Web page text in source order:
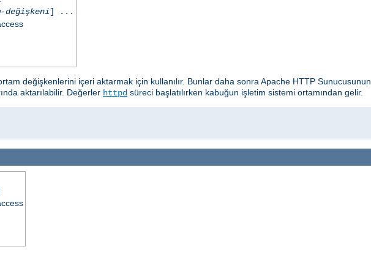
değişkeni] ...
değişkenlerini içeri aktarmak için kullanılır. Bunlar daha sonra Apache HTTP Sunucusunun
aktarılabilir. Değerler httpd süreci başlatılırken kabuğun işletim sistemi ortamından gelir.